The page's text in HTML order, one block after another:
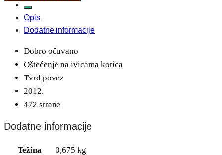
Opis
Dodatne informacije
Dobro očuvano
Oštećenje na ivicama korica
Tvrd povez
2012.
472 strane
Dodatne informacije
Težina 0,675 kg